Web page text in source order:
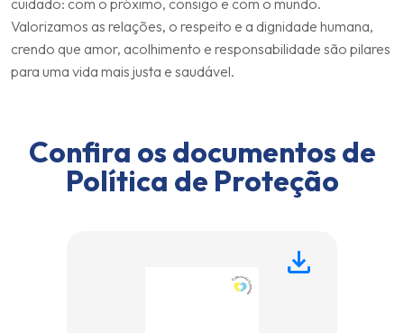
Valorizamos as relações, o respeito e a dignidade humana,
crendo que amor, acolhimento e responsabilidade são pilares
para uma vida mais justa e saudável.
Confira os documentos de
Política de Proteção